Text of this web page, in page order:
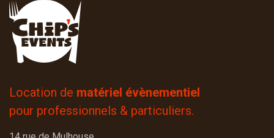
Location de matériel évènementiel
pour professionnels & particuliers.